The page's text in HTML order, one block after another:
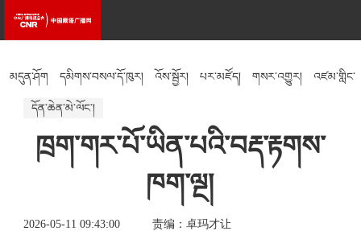
མདུན་ཤོག དམིགས་བསལ་དོ་ཁུར། འོས་སྦྱོར། པར་མཛོད། གསར་འགྱུར། འཛམ་གླིང་
དོན་ཆེན་མེ་ལོང་།
ཁྲག་གར་པོ་ཡིན་པའི་བརྡ་རྟགས་
ཁག་ལྔ།
2026-05-11 09:43:00 责编：卓玛才让